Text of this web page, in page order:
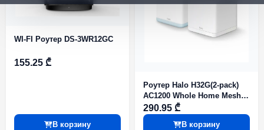
WI-FI Роутер DS-3WR12GC
155.25 ₾
В корзину
Роутер Halo H32G(2-pack)
AC1200 Whole Home Mesh
Wi-Fi System
290.95 ₾
В корзину